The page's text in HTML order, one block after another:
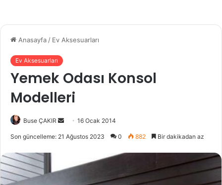
Anasayfa / Ev Aksesuarları
Ev Aksesuarları
Yemek Odası Konsol
Modelleri
Buse ÇAKIR
-
16 Ocak 2014
Son güncelleme: 21 Ağustos 2023 0 882 Bir dakikadan az